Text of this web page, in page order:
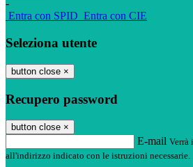
-
Entra con SPID Entra con CIE
Seleziona utente
button close ×
Recupero password
button close ×
E-mail Verrà
all'indirizzo indicato con le istruzioni necessarie.